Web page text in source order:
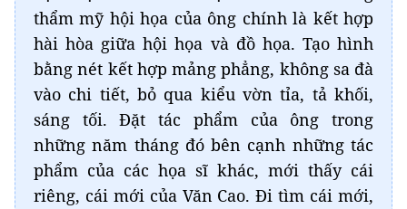
thẩm mỹ hội họa của ông chính là kết hợp
hài hòa giữa hội họa và đồ họa. Tạo hình
bằng nét kết hợp mảng phẳng, không sa đà
vào chi tiết, bỏ qua kiểu vờn tỉa, tả khối,
sáng tối. Đặt tác phẩm của ông trong
những năm tháng đó bên cạnh những tác
phẩm của các họa sĩ khác, mới thấy cái
riêng, cái mới của Văn Cao. Đi tìm cái mới,